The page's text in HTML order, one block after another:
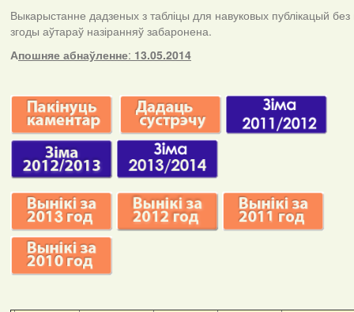
Выкарыстанне дадзеных з табліцы для навуковых публікацый без
згоды аўтараў назіранняў забаронена.
Апошняе абнаўленне: 13.05.2014